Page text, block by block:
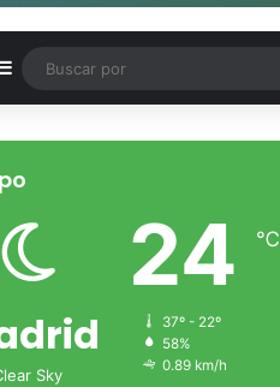
Barra lateral
Sky
24 ℃
37º - 22º
58%
0.89 km/h